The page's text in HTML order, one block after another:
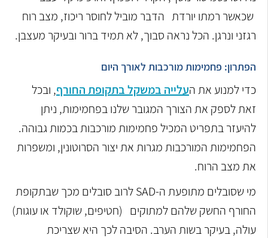
שכאשר רמתו יורדת הדבר מוביל לחוסר ריכוז, מצב רוח
רגזני ונרגן. הכל נראה סבוך, לא תמיד ברור ובעיקר מעצבן.
הפתרון: פחמימות מורכבות לאורך היום
כדי למנוע את העלייה במשקל בתקופת החורף, ובכל
זאת לספק את הצורך המגובר שלנו בפחמימות, ניתן
להיעזר בתפריט המכיל פחמימות מורכבות בכמות גבוהה.
הפחמימות המורכבות מגרות את יצור הסרוטונין, ומשפרות
את מצב הרוח.
מי שסובלים מתופעת ה-SAD לרוב סובלים מכך שבתקופת
החורף החשק שלהם למתוקים (חטיפים, שוקולד או עוגות)
עולה, בעיקר בשות הערב. הסיבה לכך היא שצריכת